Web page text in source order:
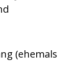
(ehemals